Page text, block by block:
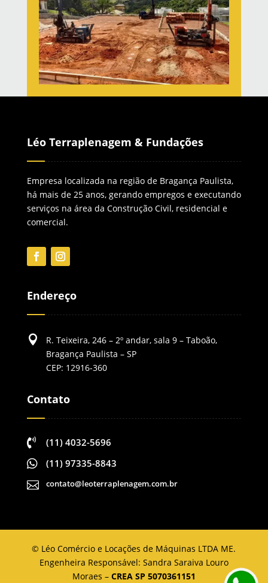
Léo Terraplenagem & Fundações
Empresa localizada na região de Bragança Paulista,
há mais de 25 anos, gerando empregos e executando
serviços na área da Construção Civil, residencial e
comercial.
Endereço

R. Teixeira, 246 – 2º andar, sala 9 – Taboão,
Bragança Paulista – SP
CEP: 12916-360
Contato
 (11) 4032-5696

(11) 97335-8843

contato@leoterraplenagem.com.br
© Léo Comércio e Locações de Máquinas LTDA ME.
Engenheira Responsável: Sandra Saraiva Louro
Moraes – CREA SP 5070361151